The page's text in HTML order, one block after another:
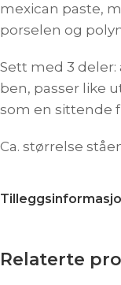
mexican paste,
porselen og
Sett med 3
ben, passer like
som en sittende
Ca. størrelse
Relaterte